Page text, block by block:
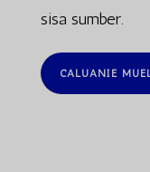
sisa sumber.
CALUANIE